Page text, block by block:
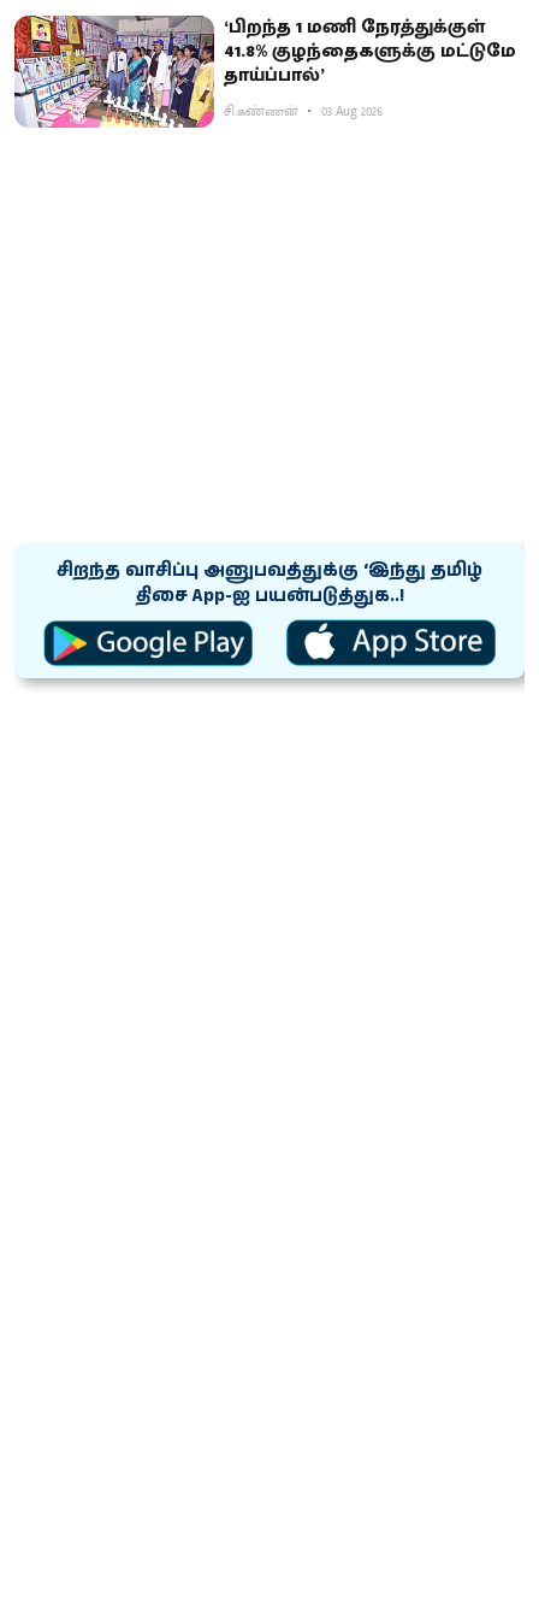
‘பிறந்த 1 மணி நேரத்துக்குள்
41.8% குழந்தைகளுக்கு மட்டுமே
தாய்ப்பால்’
சி.கண்ணன் 03 Aug 2026
சிறந்த வாசிப்பு அனுபவத்துக்கு ‘இந்து தமிழ்
திசை App-ஐ பயன்படுத்துக..!